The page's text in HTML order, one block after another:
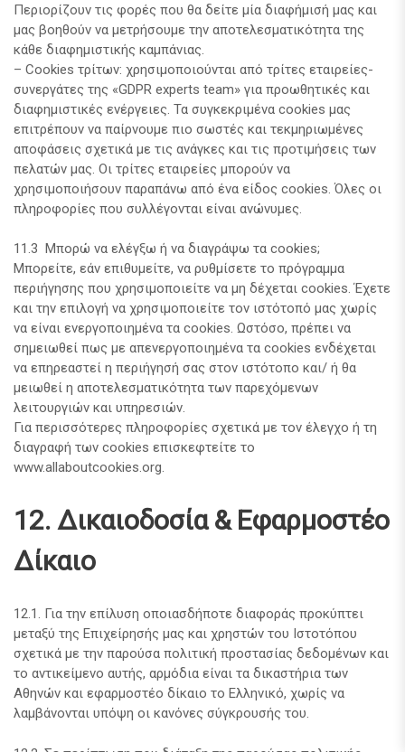
Περιορίζουν τις φορές που θα δείτε μία διαφήμισή μας και
μας βοηθούν να μετρήσουμε την αποτελεσματικότητα της
κάθε διαφημιστικής καμπάνιας.
– Cookies τρίτων: χρησιμοποιούνται από τρίτες εταιρείες-
συνεργάτες της «GDPR experts team» για προωθητικές και
διαφημιστικές ενέργειες. Τα συγκεκριμένα cookies μας
επιτρέπουν να παίρνουμε πιο σωστές και τεκμηριωμένες
αποφάσεις σχετικά με τις ανάγκες και τις προτιμήσεις των
πελατών μας. Οι τρίτες εταιρείες μπορούν να
χρησιμοποιήσουν παραπάνω από ένα είδος cookies. Όλες οι
πληροφορίες που συλλέγονται είναι ανώνυμες.
11.3 Μπορώ να ελέγξω ή να διαγράψω τα cookies;
Μπορείτε, εάν επιθυμείτε, να ρυθμίσετε το πρόγραμμα
περιήγησης που χρησιμοποιείτε να μη δέχεται cookies. Έχετε
και την επιλογή να χρησιμοποιείτε τον ιστότοπό μας χωρίς
να είναι ενεργοποιημένα τα cookies. Ωστόσο, πρέπει να
σημειωθεί πως με απενεργοποιημένα τα cookies ενδέχεται
να επηρεαστεί η περιήγησή σας στον ιστότοπο και/ ή θα
μειωθεί η αποτελεσματικότητα των παρεχόμενων
λειτουργιών και υπηρεσιών.
Για περισσότερες πληροφορίες σχετικά με τον έλεγχο ή τη
διαγραφή των cookies επισκεφτείτε το
www.allaboutcookies.org.
12. Δικαιοδοσία & Εφαρμοστέο
Δίκαιο
12.1. Για την επίλυση οποιασδήποτε διαφοράς προκύπτει
μεταξύ της Επιχείρησής μας και χρηστών του Ιστοτόπου
σχετικά με την παρούσα πολιτική προστασίας δεδομένων και
το αντικείμενο αυτής, αρμόδια είναι τα δικαστήρια των
Αθηνών και εφαρμοστέο δίκαιο το Ελληνικό, χωρίς να
λαμβάνονται υπόψη οι κανόνες σύγκρουσής του.